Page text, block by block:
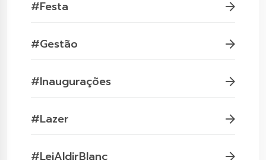
#Festa
#Gestão
#Inaugurações
#Lazer
#LeiAldirBlanc